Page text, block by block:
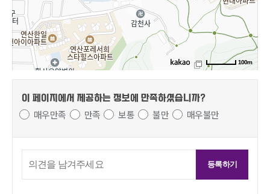
100m
이 페이지에서 제공하는 정보에 만족하셨습니까?
매우만족 만족 보통 불만 매우불만